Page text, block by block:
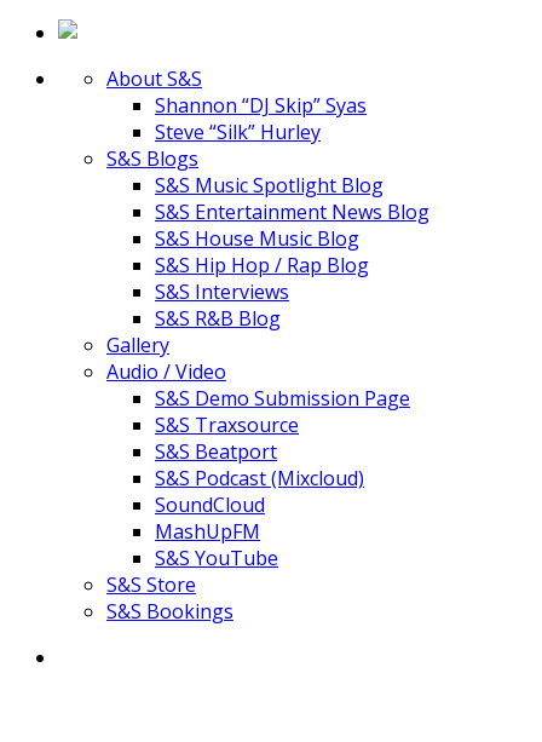
About S&S
Shannon “DJ Skip” Syas
Steve “Silk” Hurley
S&S Blogs
S&S Music Spotlight Blog
S&S Entertainment News Blog
S&S House Music Blog
S&S Hip Hop / Rap Blog
S&S Interviews
S&S R&B Blog
Gallery
Audio / Video
S&S Demo Submission Page
S&S Traxsource
S&S Beatport
S&S Podcast (Mixcloud)
SoundCloud
MashUpFM
S&S YouTube
S&S Store
S&S Bookings